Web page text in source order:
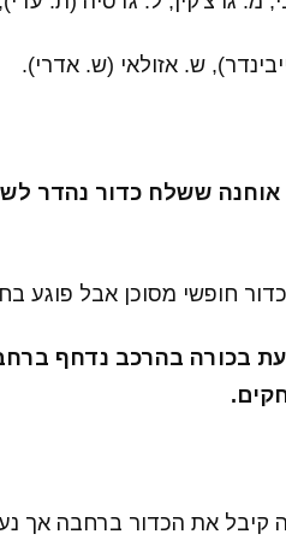
ש. אזולאי (ש. אדרי).
אוחנה ששלח כדור נהדר
בהופעת בכורה בהרכב נדחף
קיבל את הכדור ברחבה אך